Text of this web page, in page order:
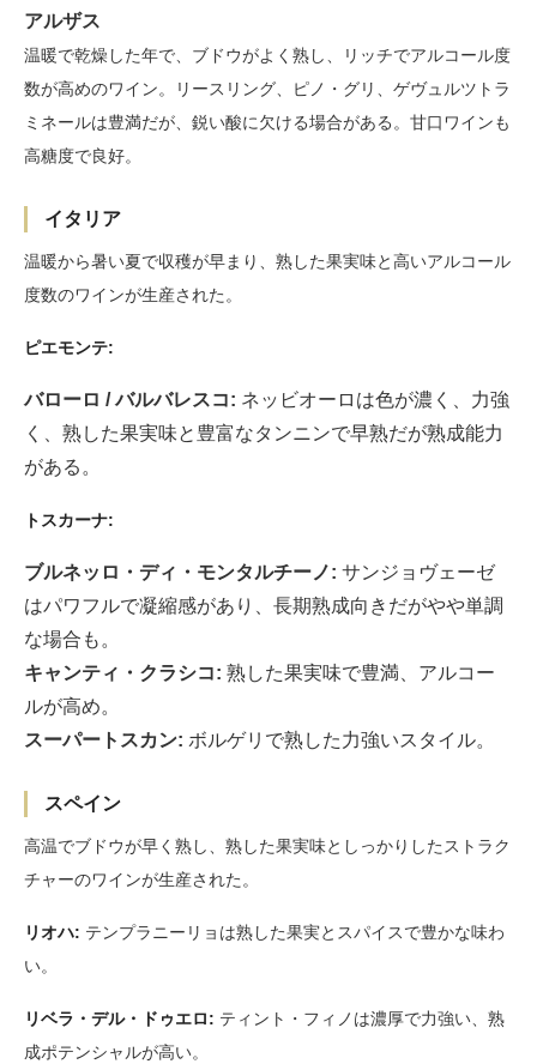
アルザス
温暖で乾燥した年で、ブドウがよく熟し、リッチでアルコール度
数が高めのワイン。リースリング、ピノ・グリ、ゲヴュルツトラ
ミネールは豊満だが、鋭い酸に欠ける場合がある。甘口ワインも
高糖度で良好。
イタリア
温暖から暑い夏で収穫が早まり、熟した果実味と高いアルコール
度数のワインが生産された。
ピエモンテ:
バローロ / バルバレスコ: ネッビオーロは色が濃く、力強
く、熟した果実味と豊富なタンニンで早熟だが熟成能力
がある。
トスカーナ:
ブルネッロ・ディ・モンタルチーノ: サンジョヴェーゼ
はパワフルで凝縮感があり、長期熟成向きだがやや単調
な場合も。
キャンティ・クラシコ: 熟した果実味で豊満、アルコー
ルが高め。
スーパートスカン: ボルゲリで熟した力強いスタイル。
スペイン
高温でブドウが早く熟し、熟した果実味としっかりしたストラク
チャーのワインが生産された。
リオハ: テンプラニーリョは熟した果実とスパイスで豊かな味わ
い。
リベラ・デル・ドゥエロ: ティント・フィノは濃厚で力強い、熟
成ポテンシャルが高い。